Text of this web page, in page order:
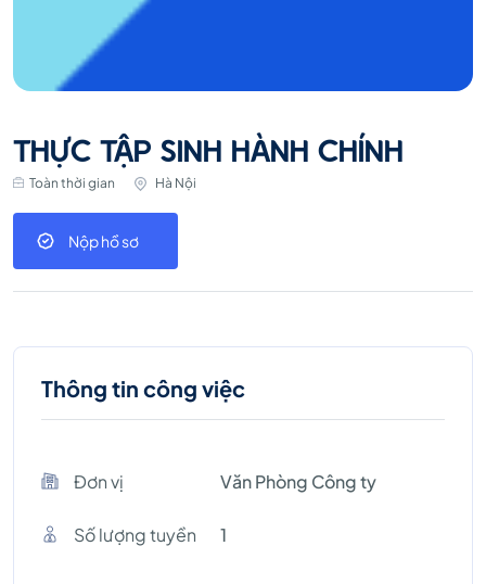
THỰC TẬP SINH HÀNH CHÍNH
Toàn thời gian Hà Nội
Nộp hồ sơ
Thông tin công việc
Đơn vị Văn Phòng Công ty
Số lượng tuyền 1